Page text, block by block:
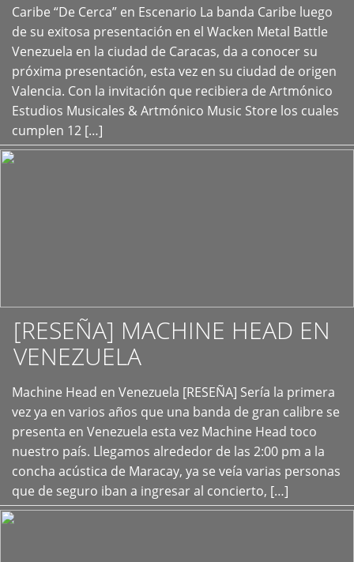
Caribe “De Cerca” en Escenario La banda Caribe luego
de su exitosa presentación en el Wacken Metal Battle
Venezuela en la ciudad de Caracas, da a conocer su
próxima presentación, esta vez en su ciudad de origen
Valencia. Con la invitación que recibiera de Artmónico
Estudios Musicales & Artmónico Music Store los cuales
cumplen 12 […]
+
[RESEÑA] MACHINE HEAD EN
VENEZUELA
Machine Head en Venezuela [RESEÑA] Sería la primera
vez ya en varios años que una banda de gran calibre se
presenta en Venezuela esta vez Machine Head toco
nuestro país. Llegamos alrededor de las 2:00 pm a la
concha acústica de Maracay, ya se veía varias personas
que de seguro iban a ingresar al concierto, […]
+